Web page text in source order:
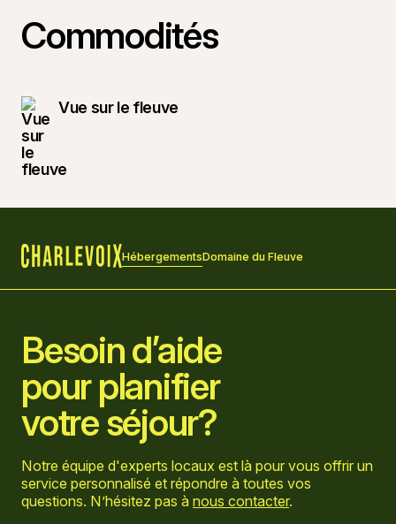
Commodités
Vue sur le fleuve
HébergementsDomaine du Fleuve
Besoin d’aide
pour planifier
votre séjour?
Notre équipe d'experts locaux est là pour vous offrir un
service personnalisé et répondre à toutes vos
questions. N’hésitez pas à nous contacter.